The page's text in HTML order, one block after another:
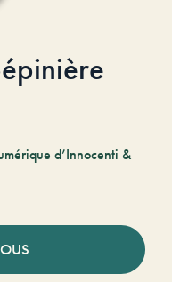
d’Innocenti &